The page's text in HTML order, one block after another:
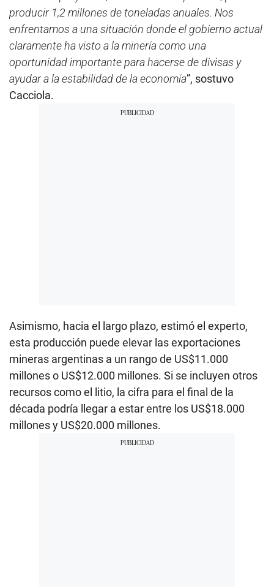
producir 1,2 millones de toneladas anuales. Nos
enfrentamos a una situación donde el gobierno actual
claramente ha visto a la minería como una
oportunidad importante para hacerse de divisas y
ayudar a la estabilidad de la economía”, sostuvo
Cacciola.
Asimismo, hacia el largo plazo, estimó el experto,
esta producción puede elevar las exportaciones
mineras argentinas a un rango de US$11.000
millones o US$12.000 millones. Si se incluyen otros
recursos como el litio, la cifra para el final de la
década podría llegar a estar entre los US$18.000
millones y US$20.000 millones.